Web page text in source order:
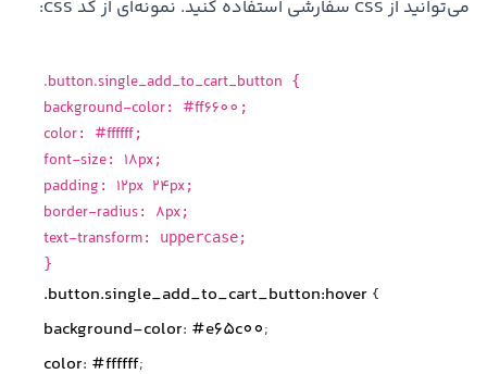
می‌توانید از CSS سفارشی استفاده کنید. نمونه‌ای از کد CSS:
.button.single_add_to_cart_button {
background-color: #ff6600 ;
color: #ffffff;
font-size: 18px;
padding : 12px 24px;
border-radius: 8px;
text-transform: uppercase;
}
.button.single_add_to_cart_button:hover {
background-color: #e65c00;
color: #ffffff;